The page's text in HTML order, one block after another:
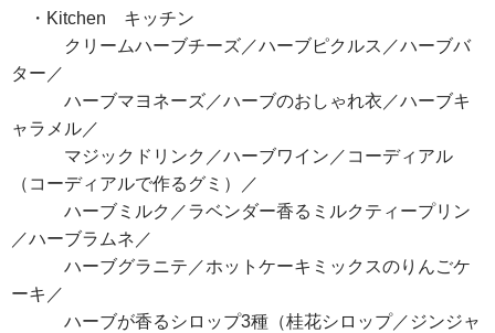
・Kitchen キッチン
クリームハーブチーズ／ハーブピクルス／ハーブバ
ター／
ハーブマヨネーズ／ハーブのおしゃれ衣／ハーブキ
ャラメル／
マジックドリンク／ハーブワイン／コーディアル
（コーディアルで作るグミ）／
ハーブミルク／ラベンダー香るミルクティープリン
／ハーブラムネ／
ハーブグラニテ／ホットケーキミックスのりんごケ
ーキ／
ハーブが香るシロップ3種（桂花シロップ／ジンジャ